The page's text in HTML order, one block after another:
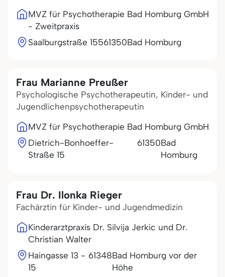
MVZ für Psychotherapie Bad Homburg GmbH
- Zweitpraxis
Saalburgstraße 15561350Bad Homburg
Frau Marianne Preußer
Psychologische Psychotherapeutin, Kinder- und
Jugendlichenpsychotherapeutin
MVZ für Psychotherapie Bad Homburg GmbH
Dietrich-Bonhoeffer-
Straße 15
61350Bad
Homburg
Frau Dr. Ilonka Rieger
Fachärztin für Kinder- und Jugendmedizin
Kinderarztpraxis Dr. Silvija Jerkic und Dr.
Christian Walter
Haingasse 13 -
15
61348Bad Homburg vor der
Höhe